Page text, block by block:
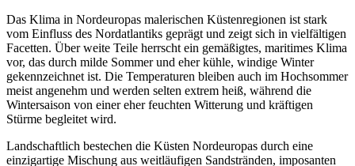
Das Klima in Nordeuropas malerischen Küstenregionen ist stark
vom Einfluss des Nordatlantiks geprägt und zeigt sich in vielfältigen
Facetten. Über weite Teile herrscht ein gemäßigtes, maritimes Klima
vor, das durch milde Sommer und eher kühle, windige Winter
gekennzeichnet ist. Die Temperaturen bleiben auch im Hochsommer
meist angenehm und werden selten extrem heiß, während die
Wintersaison von einer eher feuchten Witterung und kräftigen
Stürme begleitet wird.
Landschaftlich bestechen die Küsten Nordeuropas durch eine
einzigartige Mischung aus weitläufigen Sandstränden, imposanten